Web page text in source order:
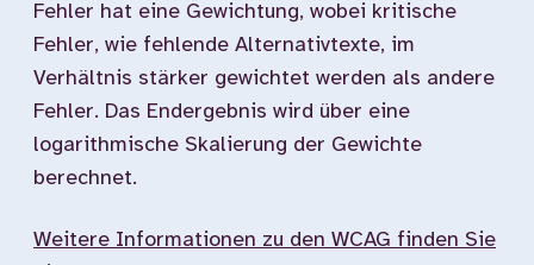
Fehler hat eine Gewichtung, wobei kritische
Fehler, wie fehlende Alternativtexte, im
Verhältnis stärker gewichtet werden als andere
Fehler. Das Endergebnis wird über eine
logarithmische Skalierung der Gewichte
berechnet.
Weitere Informationen zu den WCAG finden Sie